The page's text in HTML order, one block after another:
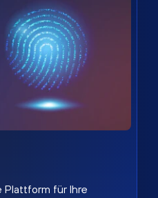
Plattform für Ihre